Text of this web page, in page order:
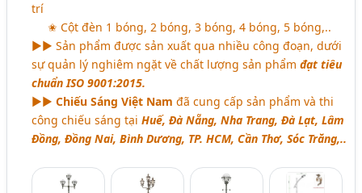
trí
✬ Cột đèn 1 bóng, 2 bóng, 3 bóng, 4 bóng, 5 bóng,..
►► Sản phẩm được sản xuất qua nhiều công đoạn, dưới
sự quản lý nghiêm ngặt về chất lượng sản phẩmđạt tiêu
chuẩn ISO 9001:2015.
►►Chiếu Sáng Việt Nam đã cung cấp sản phẩm và thi
công chiếu sáng tạiHuế, Đà Nẵng, Nha Trang, Đà Lạt, Lâm
Đồng, Đồng Nai, Bình Dương, TP. HCM, Cần Thơ, Sóc Trăng,..